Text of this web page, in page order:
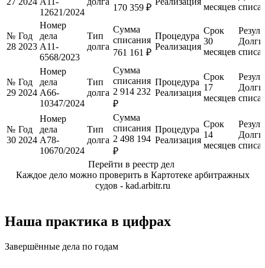
12621/2024
170 359 ₽
месяцев
№
28
Год
2023
Номер
дела
А11-
6568/2023
Тип
долга
Сумма
списания
761 161 ₽
Процедура
Реализация
Срок
30
месяцев
Долги
№
29
Год
2024
Номер
дела
А66-
10347/2024
Тип
долга
Сумма
списания
2 914 232
₽
Процедура
Реализация
Срок
17
месяцев
Долги
№
30
Год
2024
Номер
дела
А78-
10670/2024
Тип
долга
Сумма
списания
2 498 194
₽
Процедура
Реализация
Срок
14
месяцев
Долги
Перейти в реестр дел
Каждое дело можно проверить в Картотеке арбитражных
судов - kad.arbitr.ru
Наша практика в цифрах
Завершённые дела по годам